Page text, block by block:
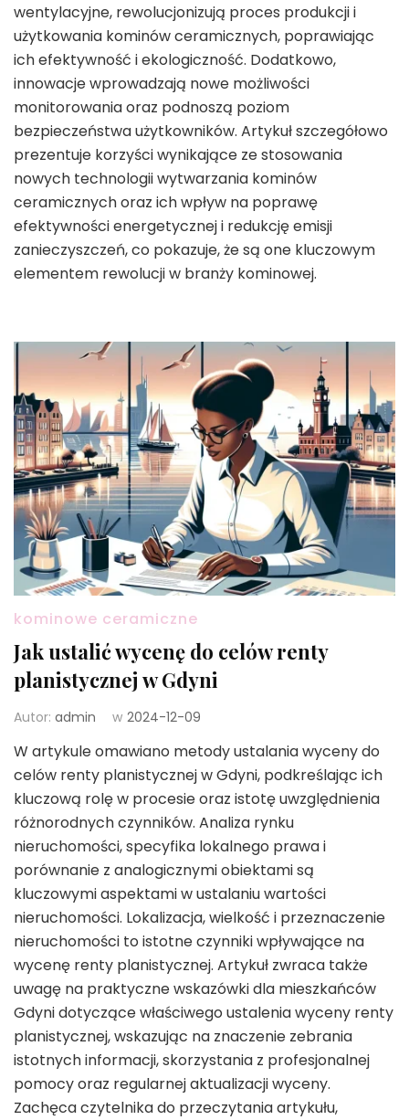
wentylacyjne, rewolucjonizują proces produkcji i
użytkowania kominów ceramicznych, poprawiając
ich efektywność i ekologiczność. Dodatkowo,
innowacje wprowadzają nowe możliwości
monitorowania oraz podnoszą poziom
bezpieczeństwa użytkowników. Artykuł szczegółowo
prezentuje korzyści wynikające ze stosowania
nowych technologii wytwarzania kominów
ceramicznych oraz ich wpływ na poprawę
efektywności energetycznej i redukcję emisji
zanieczyszczeń, co pokazuje, że są one kluczowym
elementem rewolucji w branży kominowej.
kominowe ceramiczne
Jak ustalić wycenę do celów renty
planistycznej w Gdyni
Autor: admin w 2024-12-09
W artykule omawiano metody ustalania wyceny do
celów renty planistycznej w Gdyni, podkreślając ich
kluczową rolę w procesie oraz istotę uwzględnienia
różnorodnych czynników. Analiza rynku
nieruchomości, specyfika lokalnego prawa i
porównanie z analogicznymi obiektami są
kluczowymi aspektami w ustalaniu wartości
nieruchomości. Lokalizacja, wielkość i przeznaczenie
nieruchomości to istotne czynniki wpływające na
wycenę renty planistycznej. Artykuł zwraca także
uwagę na praktyczne wskazówki dla mieszkańców
Gdyni dotyczące właściwego ustalenia wyceny renty
planistycznej, wskazując na znaczenie zebrania
istotnych informacji, skorzystania z profesjonalnej
pomocy oraz regularnej aktualizacji wyceny.
Zachęca czytelnika do przeczytania artykułu,